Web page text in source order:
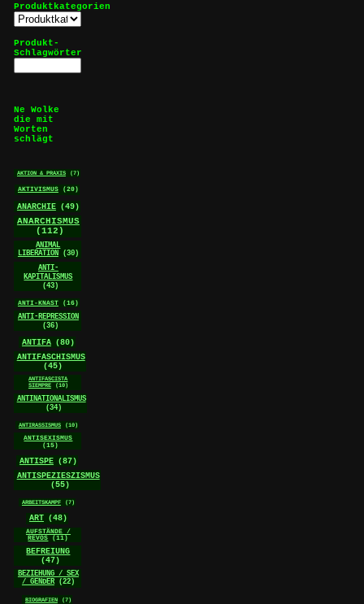
Produktkategorien
Produkt-
Schlagwörter
Ne Wolke
die mit
Worten
schlägt
AKTION & PRAXIS (7)
AKTIVISMUS (20)
ANARCHIE (49)
ANARCHISMUS
(112)
ANIMAL
LIBERATION
(30)
ANTI-
KAPITALISMUS
(43)
ANTI-KNAST (16)
ANTI-REPRESSION
(36)
ANTIFA (80)
ANTIFASCHISMUS
(45)
ANTIFASCISTA
SIEMPRE
(10)
ANTINATIONALISMUS
(34)
ANTIRASSISMUS (10)
ANTISEXISMUS
(15)
ANTISPE (87)
ANTISPEZIESZISMUS
(55)
ARBEITSKAMPF (7)
ART (48)
AUFSTÄNDE /
REVOS
(11)
BEFREIUNG
(47)
BEZIEHUNG / SEX
/ GENDER
(22)
BIOGRAFIEN (7)